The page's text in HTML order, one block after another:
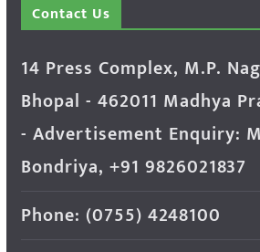
Contact Us
14 Press Complex, M.P.
Bhopal - 462011 Madhya
- Advertisement Enquiry:
Bondriya, +91 9826021837
Phone: (0755) 4248100